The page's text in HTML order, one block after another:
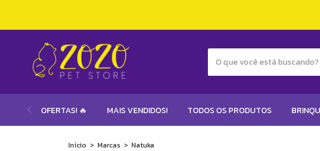
OFERTAS! 🔥 MAIS VENDIDOS! TODOS OS PRODUTOS
Início > Marcas > Natuka